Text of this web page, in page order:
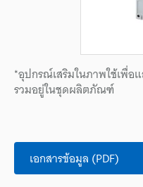
*อุปกรณ์เสริมในภาพใช้เพื่อ
รวมอยู่ในชุดผลิตภัณฑ์
เอกสารข้อมูล (PDF)